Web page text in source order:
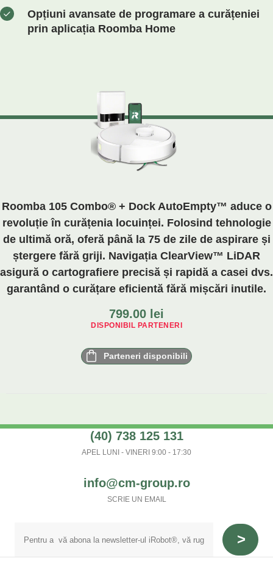
Opțiuni avansate de programare a curățeniei
prin aplicația Roomba Home
Roomba 105 Combo® + Dock AutoEmpty™ aduce o
revoluție în curățenia locuinței. Folosind tehnologie
de ultimă oră, oferă până la 75 de zile de aspirare și
ștergere fără griji. Navigația ClearView™ LiDAR
asigură o cartografiere precisă și rapidă a casei dvs.
garantând o curățare eficientă fără mișcări inutile.
799.00 lei
DISPONIBIL PARTENERI
Parteneri disponibili
(40) 738 125 131
APEL LUNI - VINERI 9:00 - 17:30
info@cm-group.ro
SCRIE UN EMAIL